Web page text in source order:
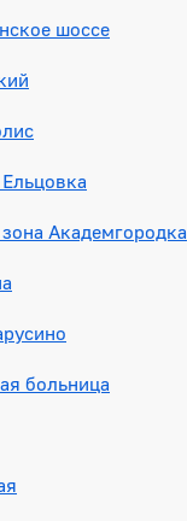
шоссе
Академгородка
больница